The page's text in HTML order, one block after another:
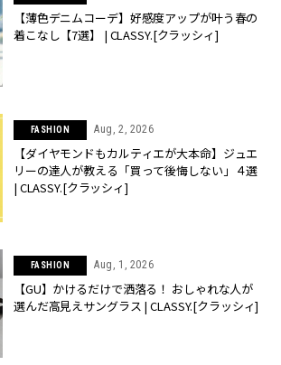
【薄色デニムコーデ】好感度アップが叶う春の
着こなし【7選】 | CLASSY.[クラッシィ]
FASHION Aug, 2, 2026
【ダイヤモンドもカルティエが大本命】ジュエ
リーの達人が教える「買って後悔しない」４選
| CLASSY.[クラッシィ]
FASHION Aug, 1, 2026
【GU】かけるだけで洒落る！ おしゃれな人が
選んだ高見えサングラス | CLASSY.[クラッシィ]